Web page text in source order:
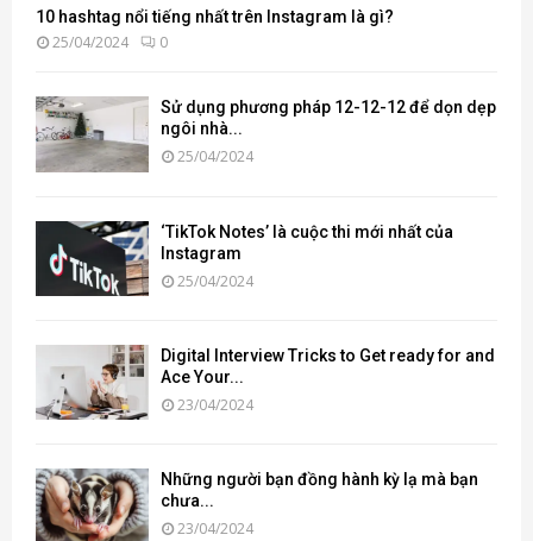
10 hashtag nổi tiếng nhất trên Instagram là gì?
25/04/2024 0
Sử dụng phương pháp 12-12-12 để dọn dẹp
ngôi nhà...
25/04/2024
‘TikTok Notes’ là cuộc thi mới nhất của
Instagram
25/04/2024
Digital Interview Tricks to Get ready for and
Ace Your...
23/04/2024
Những người bạn đồng hành kỳ lạ mà bạn
chưa...
23/04/2024